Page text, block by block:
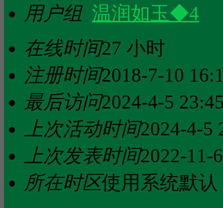
用户组 温润如玉◆4
在线时间27 小时
注册时间2018-7-10
最后访问2024-4-5
上次活动时间2024-4-5
上次发表时间2022-11-
所在时区使用系统默认